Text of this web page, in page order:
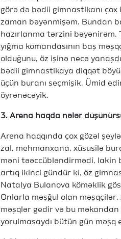
görə də bədii gimnastikanı çox
zaman bəyənmişəm. Bundan
hazırlanma tərzini bəyənirəm.
yığma komandasının baş
olduğunu, öz işinə necə
bədii gimnastikaya diqqət
üçün buranı seçmişik. Ümid
öyrənəcəyik.
3. Arena haqda nələr
Arena haqqında çox gözəl
zal, mehmanxana, xüsusilə
məni təəccübləndirmədi, lakin
artıq ikinci gündür ki, öz
Natalya Bulanova köməklik
Onlarla məşğul olan
məşqlər gedir və bu
yorulmasaydı bütün gün məşq